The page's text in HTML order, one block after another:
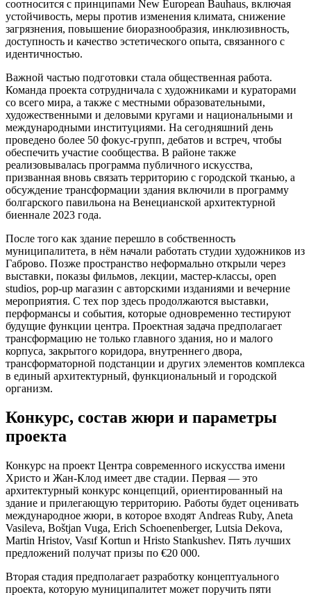
соотносится с принципами New European Bauhaus, включая
устойчивость, меры против изменения климата, снижение
загрязнения, повышение биоразнообразия, инклюзивность,
доступность и качество эстетического опыта, связанного с
идентичностью.
Важной частью подготовки стала общественная работа.
Команда проекта сотрудничала с художниками и кураторами
со всего мира, а также с местными образовательными,
художественными и деловыми кругами и национальными и
международными институциями. На сегодняшний день
проведено более 50 фокус-групп, дебатов и встреч, чтобы
обеспечить участие сообщества. В районе также
реализовывалась программа публичного искусства,
призванная вновь связать территорию с городской тканью, а
обсуждение трансформации здания включили в программу
болгарского павильона на Венецианской архитектурной
биеннале 2023 года.
После того как здание перешло в собственность
муниципалитета, в нём начали работать студии художников из
Габрово. Позже пространство неформально открыли через
выставки, показы фильмов, лекции, мастер-классы, open
studios, pop-up магазин с авторскими изданиями и вечерние
мероприятия. С тех пор здесь продолжаются выставки,
перформансы и события, которые одновременно тестируют
будущие функции центра. Проектная задача предполагает
трансформацию не только главного здания, но и малого
корпуса, закрытого коридора, внутреннего двора,
трансформаторной подстанции и других элементов комплекса
в единый архитектурный, функциональный и городской
организм.
Конкурс, состав жюри и параметры
проекта
Конкурс на проект Центра современного искусства имени
Христо и Жан-Клод имеет две стадии. Первая — это
архитектурный конкурс концепций, ориентированный на
здание и прилегающую территорию. Работы будет оценивать
международное жюри, в которое входят Andreas Ruby, Aneta
Vasileva, Boštjan Vuga, Erich Schoenenberger, Lutsia Dekova,
Martin Hristov, Vasıf Kortun и Hristo Stankushev. Пять лучших
предложений получат призы по €20 000.
Вторая стадия предполагает разработку концептуального
проекта, которую муниципалитет может поручить пяти